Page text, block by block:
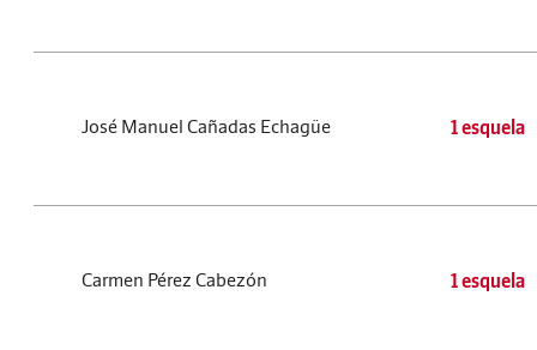
José Manuel Cañadas Echagüe 1 esquela
Carmen Pérez Cabezón 1 esquela